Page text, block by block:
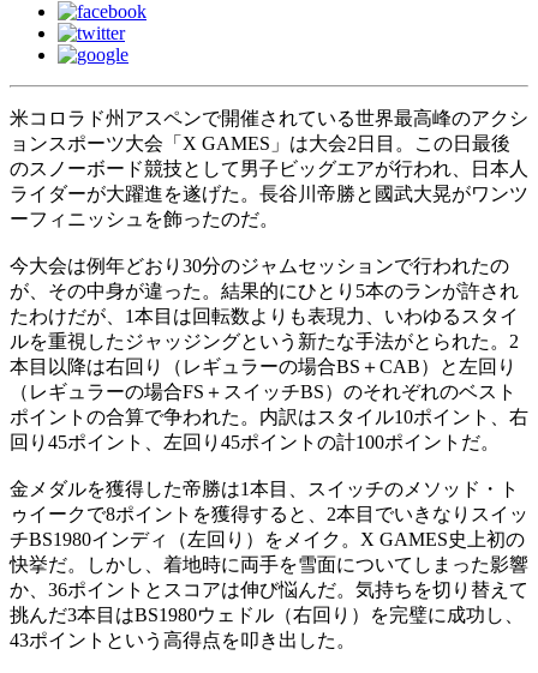
米コロラド州アスペンで開催されている世界最高峰のアクシ
ョンスポーツ大会「X GAMES」は大会2日目。この日最後
のスノーボード競技として男子ビッグエアが行われ、日本人
ライダーが大躍進を遂げた。長谷川帝勝と國武大晃がワンツ
ーフィニッシュを飾ったのだ。
今大会は例年どおり30分のジャムセッションで行われたの
が、その中身が違った。結果的にひとり5本のランが許され
たわけだが、1本目は回転数よりも表現力、いわゆるスタイ
ルを重視したジャッジングという新たな手法がとられた。2
本目以降は右回り（レギュラーの場合BS＋CAB）と左回り
（レギュラーの場合FS＋スイッチBS）のそれぞれのベスト
ポイントの合算で争われた。内訳はスタイル10ポイント、右
回り45ポイント、左回り45ポイントの計100ポイントだ。
金メダルを獲得した帝勝は1本目、スイッチのメソッド・ト
ゥイークで8ポイントを獲得すると、2本目でいきなりスイッ
チBS1980インディ（左回り）をメイク。X GAMES史上初の
快挙だ。しかし、着地時に両手を雪面についてしまった影響
か、36ポイントとスコアは伸び悩んだ。気持ちを切り替えて
挑んだ3本目はBS1980ウェドル（右回り）を完璧に成功し、
43ポイントという高得点を叩き出した。